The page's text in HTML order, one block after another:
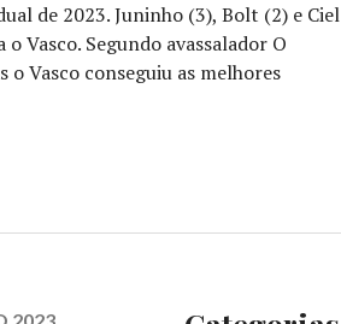
de 2023. Juninho (3), Bolt (2) e Ciel
Vasco. Segundo avassalador O
Vasco conseguiu as melhores